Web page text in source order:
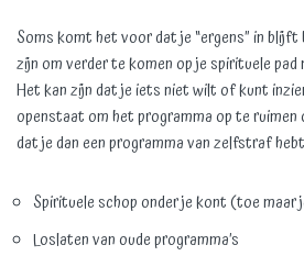
Soms komt het voor dat je “ergens” in blijft
zijn om verder te komen op je spirituele
Het kan zijn dat je iets niet wilt of kunt
openstaat om het programma op te
dat je dan een programma van zelfstraf
Spirituele schop onder je kont (toe maar
Loslaten van oude programma’s